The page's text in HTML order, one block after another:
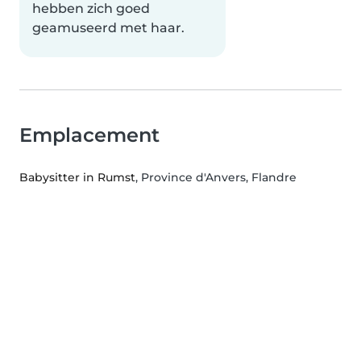
hebben zich goed
geamuseerd met haar.
Emplacement
Babysitter in Rumst, Province d'Anvers, Flandre